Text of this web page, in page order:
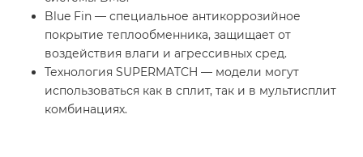
Blue Fin — специальное антикоррозийное
покрытие теплообменника, защищает от
воздействия влаги и агрессивных сред.
Технология SUPERMATCH — модели могут
использоваться как в сплит, так и в мультисплит
комбинациях.